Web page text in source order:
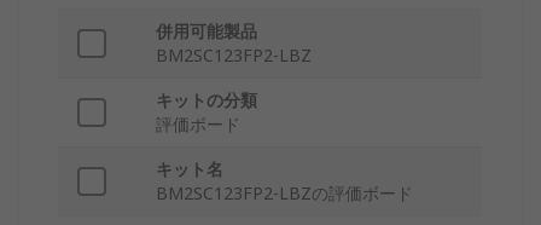
併用可能製品
BM2SC123FP2-LBZ
キットの分類
評価ボード
キット名
BM2SC123FP2-LBZの評価ボード